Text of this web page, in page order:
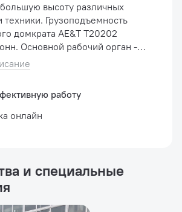
высоту различных
Грузоподъемность
домкрата AE&T T20202
Основной рабочий орган -
шток, с винтовым
удобства установки под
работу
онлайн
и специальные